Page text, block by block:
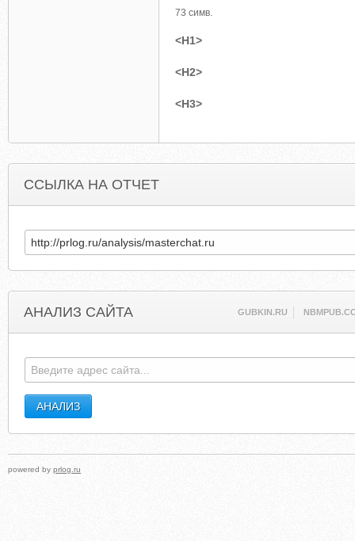
73 симв.
<H1>
<H2>
<H3>
ССЫЛКА НА ОТЧЕТ
АНАЛИЗ САЙТА GUBKIN.RU
powered by prlog.ru